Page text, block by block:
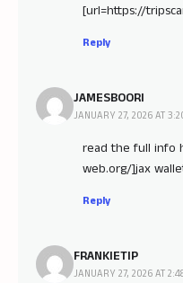
[url=https://
Reply
JAMESBOORI
JANUARY 27, 2026 AT
read the full info
web.org/]jax
Reply
FRANKIETIP
JANUARY 27, 2026 AT